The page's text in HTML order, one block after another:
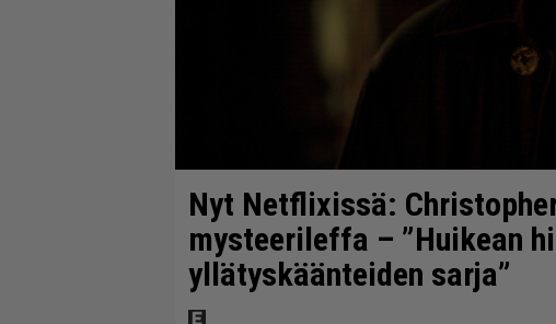
Nyt Netflixissä:
mysteerileffa – ”Huikean
yllätyskäänteiden sarja”